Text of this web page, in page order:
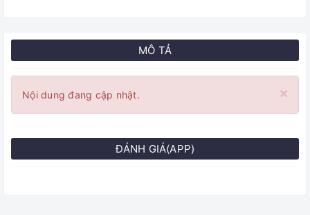
MÔ TẢ
×
Nội dung đang cập nhật.
ĐÁNH GIÁ(APP)